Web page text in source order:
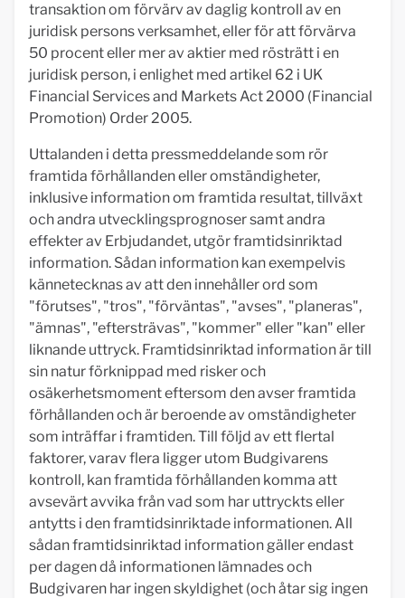
transaktion om förvärv av daglig kontroll av en
juridisk persons verksamhet, eller för att förvärva
50 procent eller mer av aktier med rösträtt i en
juridisk person, i enlighet med artikel 62 i UK
Financial Services and Markets Act 2000 (Financial
Promotion) Order 2005.
Uttalanden i detta pressmeddelande som rör
framtida förhållanden eller omständigheter,
inklusive information om framtida resultat, tillväxt
och andra utvecklingsprognoser samt andra
effekter av Erbjudandet, utgör framtidsinriktad
information. Sådan information kan exempelvis
kännetecknas av att den innehåller ord som
"förutses", "tros", "förväntas", "avses", "planeras",
"ämnas", "eftersträvas", "kommer" eller "kan" eller
liknande uttryck. Framtidsinriktad information är till
sin natur förknippad med risker och
osäkerhetsmoment eftersom den avser framtida
förhållanden och är beroende av omständigheter
som inträffar i framtiden. Till följd av ett flertal
faktorer, varav flera ligger utom Budgivarens
kontroll, kan framtida förhållanden komma att
avsevärt avvika från vad som har uttryckts eller
antytts i den framtidsinriktade informationen. All
sådan framtidsinriktad information gäller endast
per dagen då informationen lämnades och
Budgivaren har ingen skyldighet (och åtar sig ingen